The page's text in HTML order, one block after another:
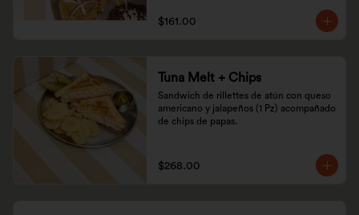
$161.00
Tuna Melt + Chips
Sandwich de rillettes de atún con queso
americano y jalapeños (1 Pz) acompañado
de chips de papas.
$268.00